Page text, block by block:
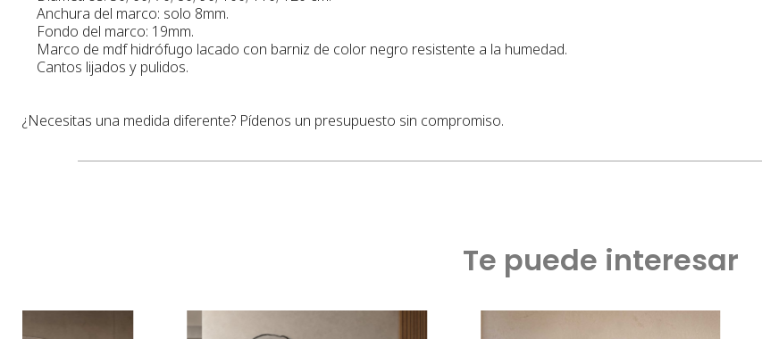
Anchura del marco: solo 8mm.
Fondo del marco: 19mm.
Marco de mdf hidrófugo lacado con barniz de color negro resistente a la humedad.
Cantos lijados y pulidos.
¿Necesitas una medida diferente? Pídenos un presupuesto sin compromiso.
Te puede interesar